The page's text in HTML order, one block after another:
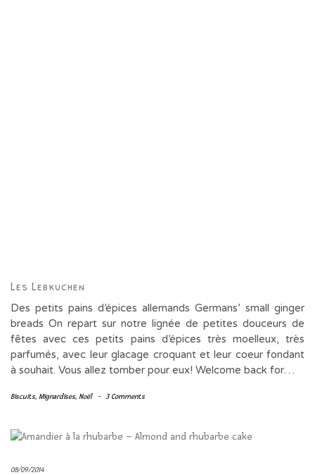
Les Lebkuchen
Des petits pains d’épices allemands Germans’ small ginger
breads On repart sur notre lignée de petites douceurs de
fêtes avec ces petits pains d’épices très moelleux, très
parfumés, avec leur glacage croquant et leur coeur fondant
à souhait. Vous allez tomber pour eux! Welcome back for…
Biscuits, Mignardises, Noël - 3 Comments
08/09/2014